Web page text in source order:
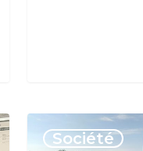
Société